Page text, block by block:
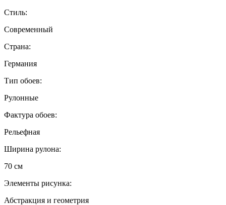
Стиль:
Современный
Страна:
Германия
Тип обоев:
Рулонные
Фактура обоев:
Рельефная
Ширина рулона:
70 см
Элементы рисунка:
Абстракция и геометрия